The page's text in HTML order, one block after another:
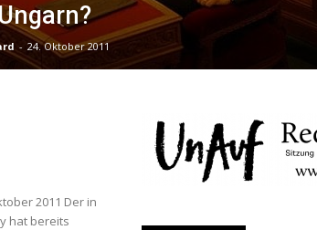
- 24. Oktober 2011
2011 Der in
hat bereits